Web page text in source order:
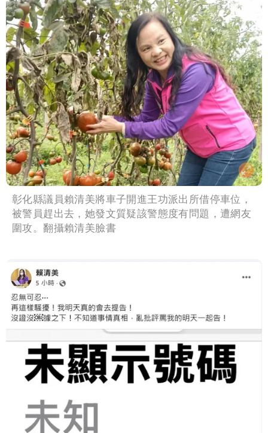
彰化縣議員賴清美將車子開進王功派出所借停車位，
被警員趕出去，她發文質疑該警態度有問題，遭網友
圍攻。翻攝賴清美臉書